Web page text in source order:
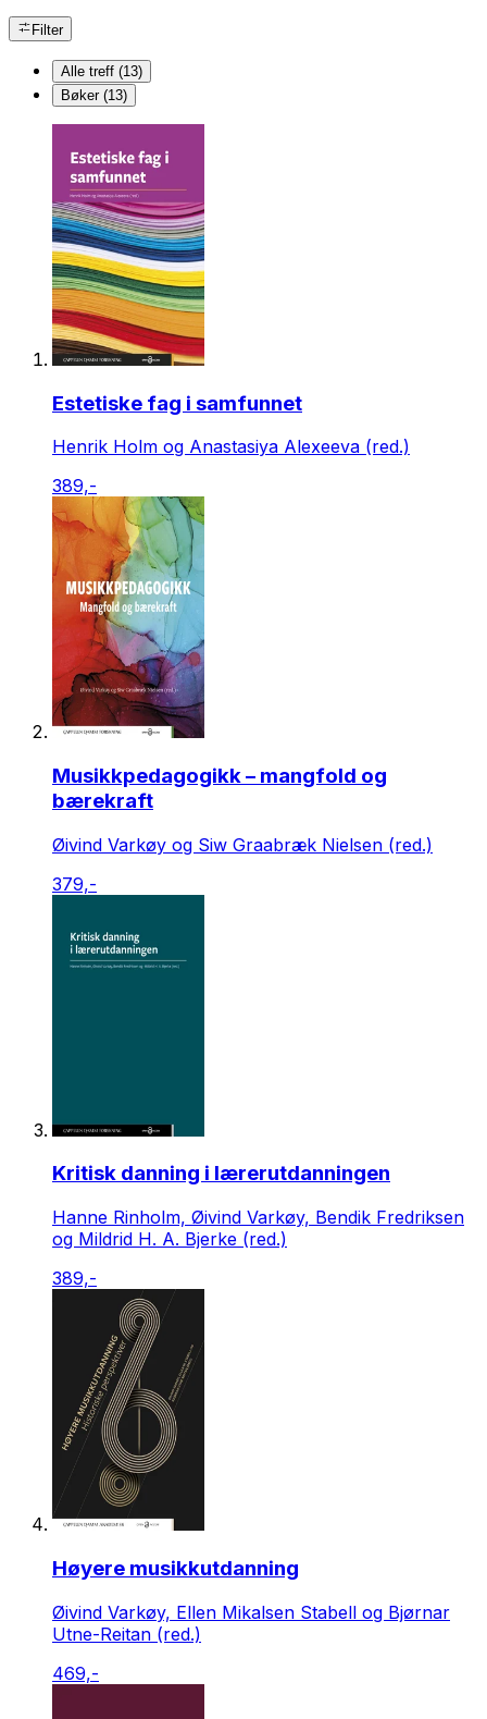
Filter
Alle treff (13)
Bøker (13)
Estetiske fag i samfunnet
Henrik Holm og Anastasiya Alexeeva (red.)
389,-
Musikkpedagogikk – mangfold og
bærekraft
Øivind Varkøy og Siw Graabræk Nielsen (red.)
379,-
Kritisk danning i lærerutdanningen
Hanne Rinholm, Øivind Varkøy, Bendik Fredriksen
og Mildrid H. A. Bjerke (red.)
389,-
Høyere musikkutdanning
Øivind Varkøy, Ellen Mikalsen Stabell og Bjørnar
Utne-Reitan (red.)
469,-